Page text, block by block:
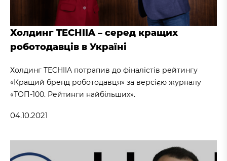
Холдинг TECHIIA – серед кращих
роботодавців в Україні
Холдинг TECHIIA потрапив до фіналістів рейтингу
«Кращий бренд роботодавця» за версією журналу
«ТОП-100. Рейтинги найбільших».
04.10.2021